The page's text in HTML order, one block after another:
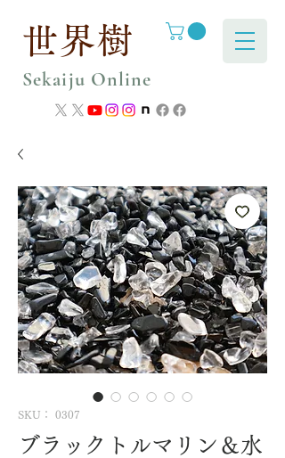
世界樹
Sekaiju Online
SKU： 0307
ブラックトルマリン＆水